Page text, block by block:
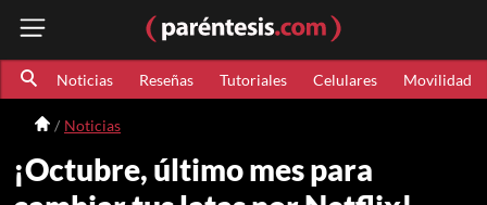
Noticias Reseñas Tutoriales Celulares Movilidad
Noticias
¡Octubre, último mes para